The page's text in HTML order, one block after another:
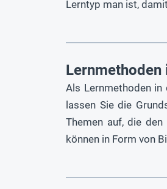
Lerntyp man ist,
Lernmethoden
Als Lernmethoden in
lassen Sie die
Themen auf, die
können in Form von